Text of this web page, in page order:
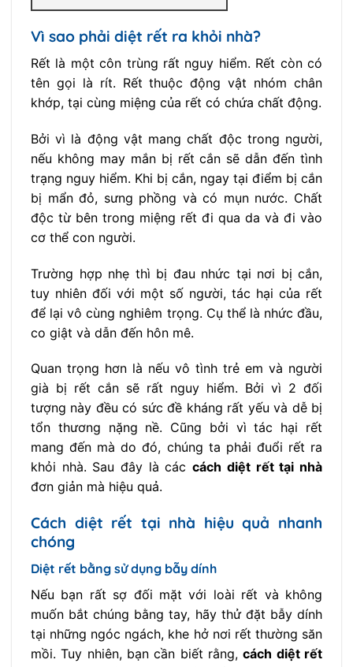
Vì sao phải diệt rết ra khỏi nhà?
Rết là một côn trùng rất nguy hiểm. Rết còn có
tên gọi là rít. Rết thuộc động vật nhóm chân
khớp, tại cùng miệng của rết có chứa chất động.
Bởi vì là động vật mang chất độc trong người,
nếu không may mắn bị rết cắn sẽ dẫn đến tình
trạng nguy hiểm. Khi bị cắn, ngay tại điểm bị cắn
bị mẩn đỏ, sưng phồng và có mụn nước. Chất
độc từ bên trong miệng rết đi qua da và đi vào
cơ thể con người.
Trường hợp nhẹ thì bị đau nhức tại nơi bị cắn,
tuy nhiên đối với một số người, tác hại của rết
để lại vô cùng nghiêm trọng. Cụ thể là nhức đầu,
co giật và dẫn đến hôn mê.
Quan trọng hơn là nếu vô tình trẻ em và người
già bị rết cắn sẽ rất nguy hiểm. Bởi vì 2 đối
tượng này đều có sức đề kháng rất yếu và dễ bị
tổn thương nặng nề. Cũng bởi vì tác hại rết
mang đến mà do đó, chúng ta phải đuổi rết ra
khỏi nhà. Sau đây là cáccách diệt rết tại nhà
đơn giản mà hiệu quả.
Cách diệt rết tại nhà hiệu quả nhanh
chóng
Diệt rết bằng sử dụng bẫy dính
Nếu bạn rất sợ đối mặt với loài rết và không
muốn bắt chúng bằng tay, hãy thử đặt bẫy dính
tại những ngóc ngách, khe hở nơi rết thường săn
mồi. Tuy nhiên, bạn cần biết rằng,cách diệt rết